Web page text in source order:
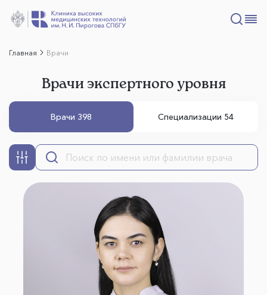
Главная Врачи
Врачи экспертного уровня
Врачи 398 Специализации 54